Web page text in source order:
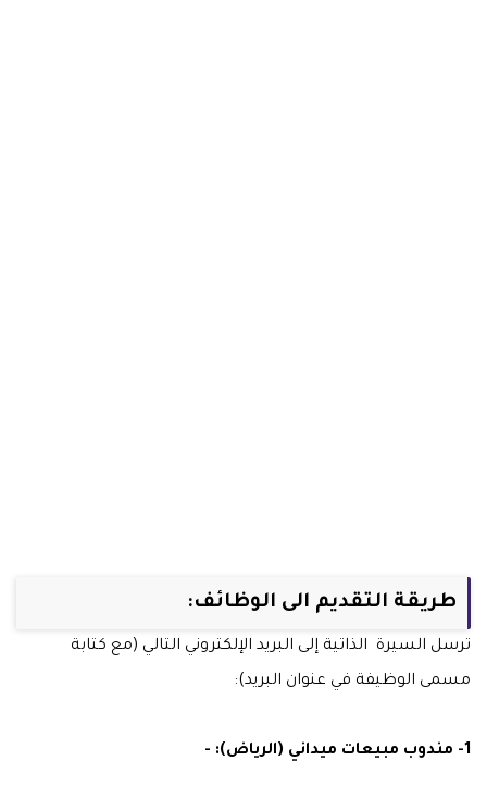
طريقة التقديم الى الوظائف:
ترسل السيرة الذاتية إلى البريد الإلكتروني التالي (مع كتابة
مسمى الوظيفة في عنوان البريد):
1- مندوب مبيعات ميداني (الرياض): -